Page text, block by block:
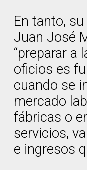
En tanto,
Juan José
“preparar a
oficios es
cuando se
mercado
fábricas o
servicios,
e ingresos